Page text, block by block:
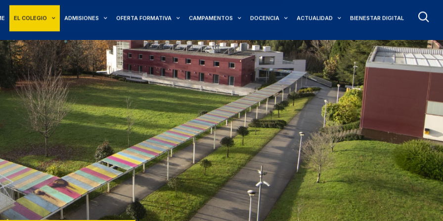
EL COLEGIO ADMISIONES OFERTA FORMATIVA CAMPAMENTOS DOCENCIA ACTUALIDAD BIENESTAR DIGITAL